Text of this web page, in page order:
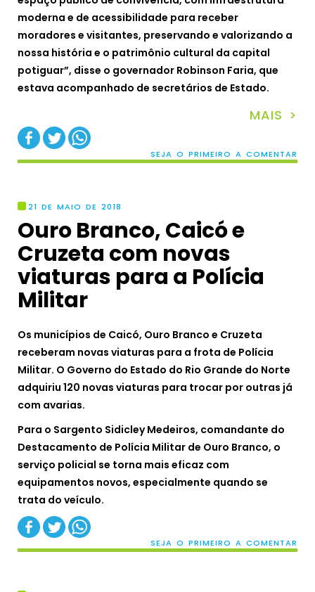
moderna e de acessibilidade para receber
moradores e visitantes, preservando e valorizando a
nossa história e o patrimônio cultural da capital
potiguar”, disse o governador Robinson Faria, que
estava acompanhado de secretários de Estado.
MAIS >
SEJA O PRIMEIRO A COMENTAR
21 DE MAIO DE 2018
Ouro Branco, Caicó e
Cruzeta com novas
viaturas para a Polícia
Militar
Os municípios de Caicó, Ouro Branco e Cruzeta
receberam novas viaturas para a frota de Polícia
Militar. O Governo do Estado do Rio Grande do Norte
adquiriu 120 novas viaturas para trocar por outras já
com avarias.
Para o Sargento Sidicley Medeiros, comandante do
Destacamento de Polícia Militar de Ouro Branco, o
serviço policial se torna mais eficaz com
equipamentos novos, especialmente quando se
trata do veículo.
SEJA O PRIMEIRO A COMENTAR